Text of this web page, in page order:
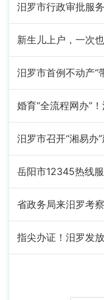
汨罗市首例不动产“
省政务局来汨罗考